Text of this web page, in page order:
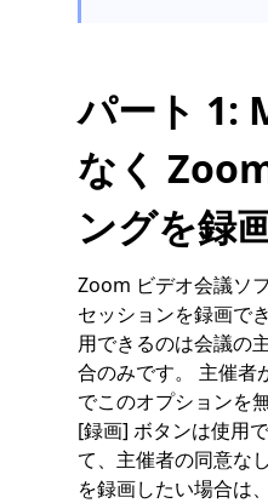
パート 1:
なく
ングを録
Zoom ビデオ会議ソ
セッションを録画で
用できるのは会議の
合のみです。 主催者
でこのオプションを
[録画] ボタンは使用
て、主催者の同意な
を録画したい場合は